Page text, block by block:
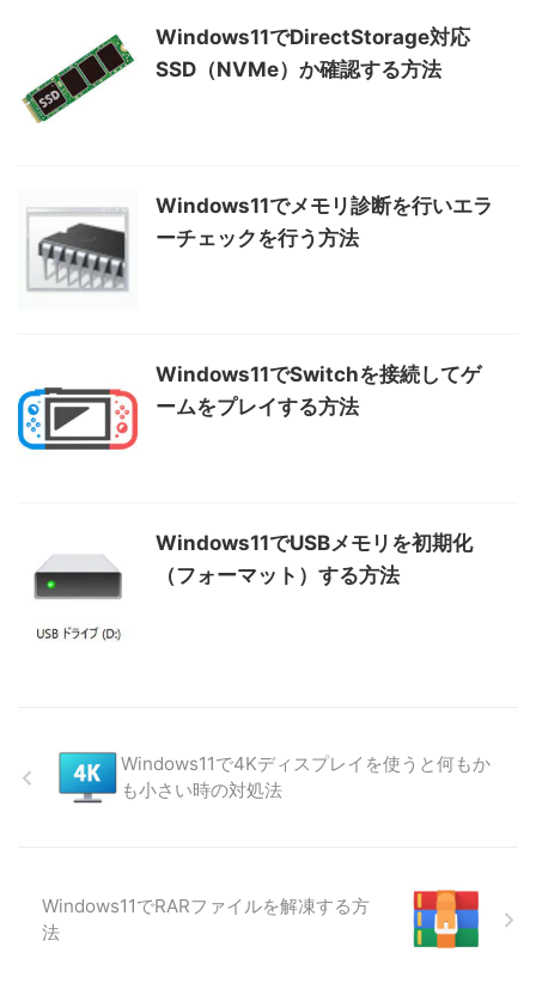
Windows11でDirectStorage対応
SSD（NVMe）か確認する方法
Windows11でメモリ診断を行いエラ
ーチェックを行う方法
Windows11でSwitchを接続してゲ
ームをプレイする方法
Windows11でUSBメモリを初期化
（フォーマット）する方法
Windows11で4Kディスプレイを使うと何もか
も小さい時の対処法
Windows11でRARファイルを解凍する方
法